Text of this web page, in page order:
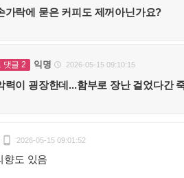
가락에 묻은 커피도 제꺼아닌가요?
댓글 2 익명  2026-05-15 09:10:15
력이 굉장한데...함부로 장난 걸었다간
 2026-05-15 09:01:52
향도 있음